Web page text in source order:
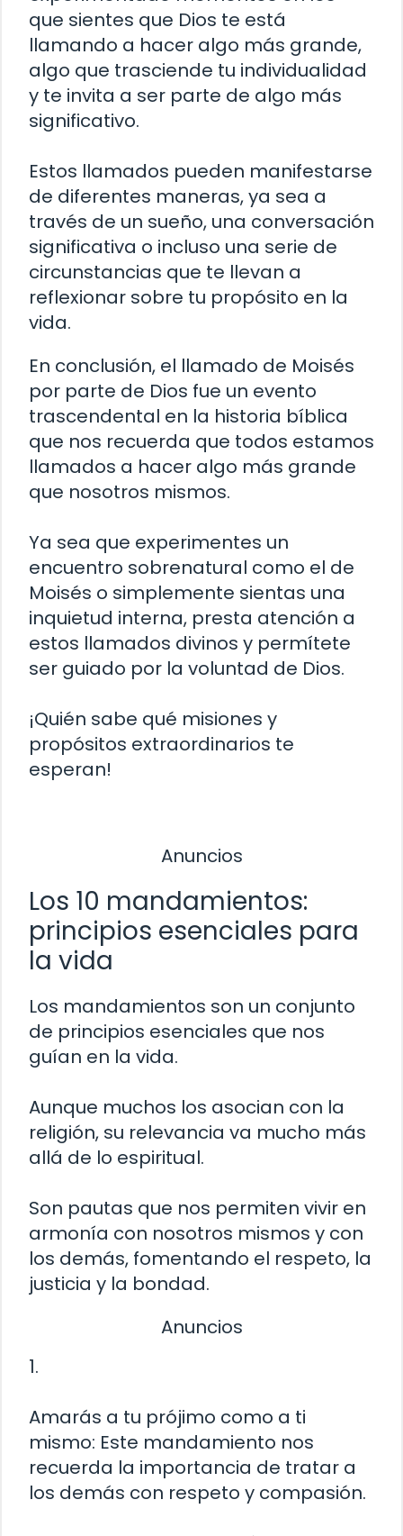
que sientes que Dios te está
llamando a hacer algo más grande,
algo que trasciende tu individualidad
y te invita a ser parte de algo más
significativo.
Estos llamados pueden manifestarse
de diferentes maneras, ya sea a
través de un sueño, una conversación
significativa o incluso una serie de
circunstancias que te llevan a
reflexionar sobre tu propósito en la
vida.
En conclusión, el llamado de Moisés
por parte de Dios fue un evento
trascendental en la historia bíblica
que nos recuerda que todos estamos
llamados a hacer algo más grande
que nosotros mismos.
Ya sea que experimentes un
encuentro sobrenatural como el de
Moisés o simplemente sientas una
inquietud interna, presta atención a
estos llamados divinos y permítete
ser guiado por la voluntad de Dios.
¡Quién sabe qué misiones y
propósitos extraordinarios te
esperan!
Anuncios
Los 10 mandamientos:
principios esenciales para
la vida
Los mandamientos son un conjunto
de principios esenciales que nos
guían en la vida.
Aunque muchos los asocian con la
religión, su relevancia va mucho más
allá de lo espiritual.
Son pautas que nos permiten vivir en
armonía con nosotros mismos y con
los demás, fomentando el respeto, la
justicia y la bondad.
Anuncios
1.
Amarás a tu prójimo como a ti
mismo: Este mandamiento nos
recuerda la importancia de tratar a
los demás con respeto y compasión.